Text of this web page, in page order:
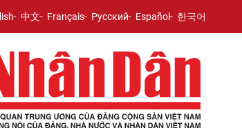
中文 Français Русский Español 한국어